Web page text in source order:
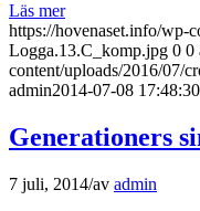
Läs mer
https://hovenaset.info/wp-
Logga.13.C_komp.jpg 0 0
content/uploads/2016/07/
admin2014-07-08 17:48:30
Generationers
7 juli, 2014/av admin